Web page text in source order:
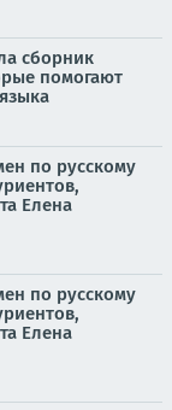
сборник
помогают
по русскому
Елена
по русскому
Елена